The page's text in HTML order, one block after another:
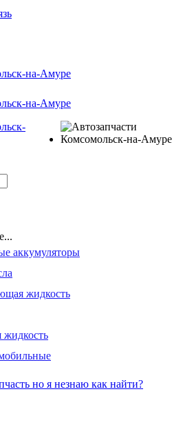
аккумуляторы
жидкость
но я незнаю как найти?